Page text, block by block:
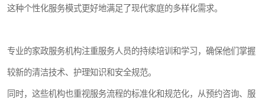
这种个性化服务模式更好地满足了现代家庭的多样化需求。
专业的家政服务机构注重服务人员的持续培训和学习，确保他们掌握
较新的清洁技术、护理知识和安全规范。
同时，这些机构也重视服务流程的标准化和规范化，从预约咨询、服